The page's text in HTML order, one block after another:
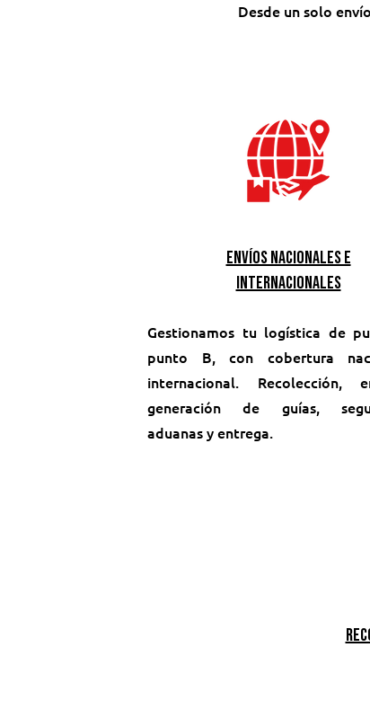
Desde un solo
Envíos nacionales e
internacionales
Gestionamos tu logística de
punto B, con cobertura
internacional. Recolección,
generación de guías,
aduanas y entrega.